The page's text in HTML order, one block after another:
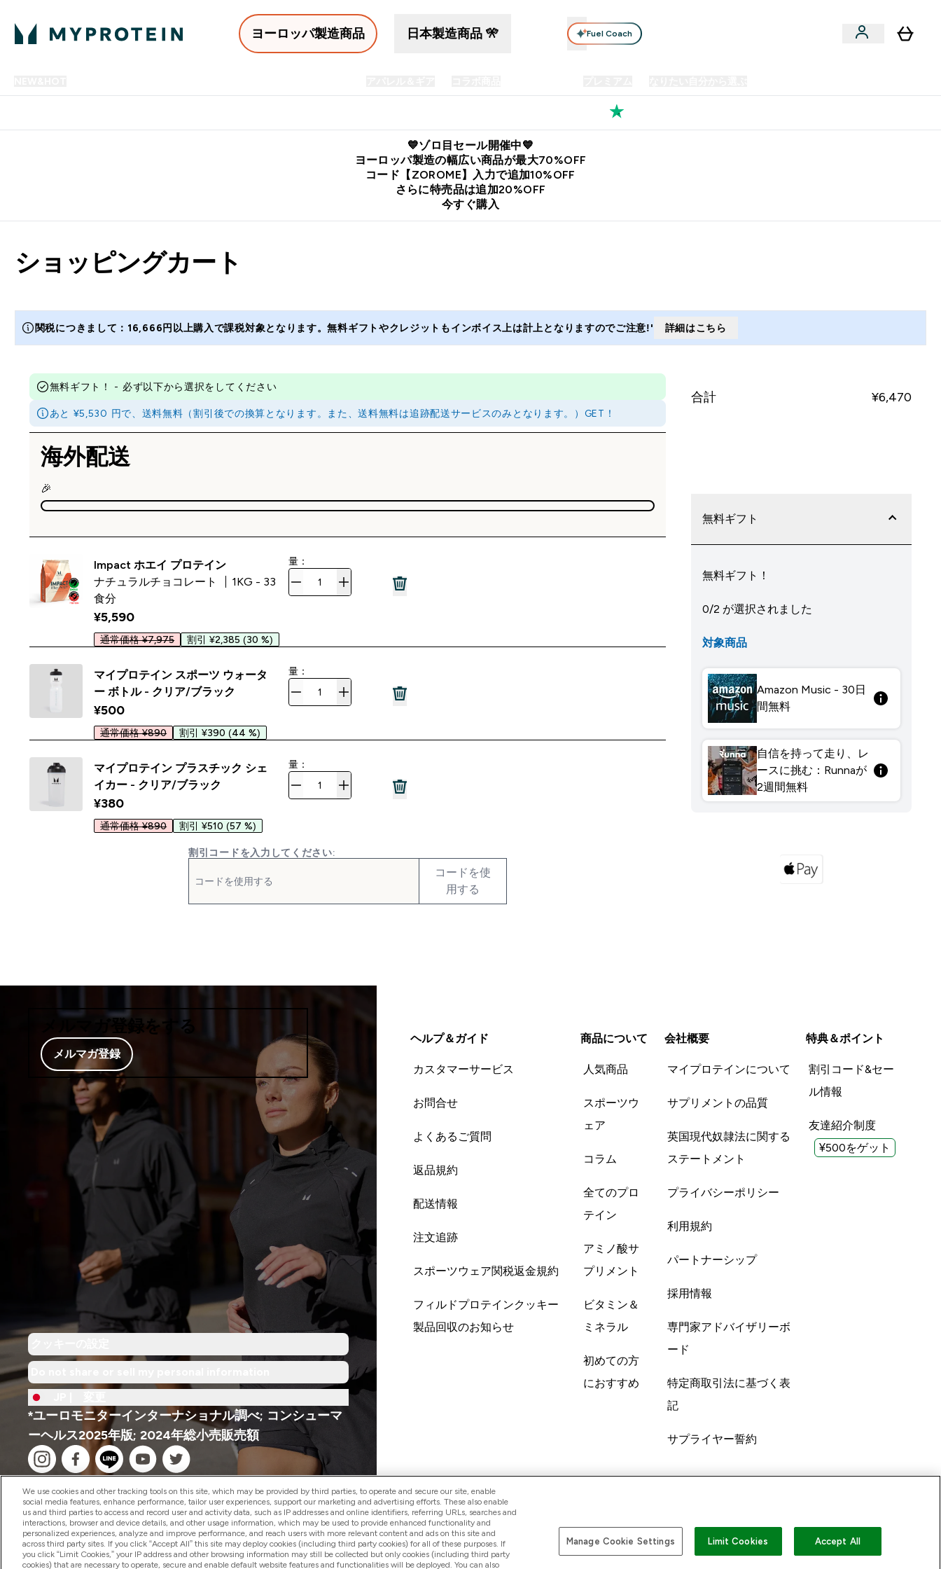
ヨーロッパ製造商品 日本製造商品 🎌 Fuel Coach
💙ゾロ目セール開催中💙
ヨーロッパ製造の幅広い商品が最大70%OFF
コード【ZOROME】入力で追加10%OFF
さらに特売品は追加20%OFF
今すぐ購入
ショッピングカート
関税につきまして：16,666円以上購入で課税対象となります。無料ギフトやクレジットもインボイス上は計上となりますのでご注意!' 詳細はこちら
無料ギフト！ - 必ず以下から選択をしてください
あと ¥5,530 円で、送料無料（割引後での換算となります。また、送料無料は追跡配送サービスのみとなります。）GET！
海外配送
🎉
Impact ホエイ プロテイン
ナチュラルチョコレート
1KG - 33
食分
¥5,590‎
通常価格 ¥7,975 割引 ¥2,385 (30 %)
量：
マイプロテイン スポーツ ウォータ
ー ボトル - クリア/ブラック
¥500‎
通常価格 ¥890 割引 ¥390 (44 %)
量：
マイプロテイン プラスチック シェ
イカー - クリア/ブラック
¥380‎
通常価格 ¥890 割引 ¥510 (57 %)
量：
割引コードを入力してください:
コードを使
用する
合計 ¥6,470‎
無料ギフト
無料ギフト！
0/2 が選択されました
対象商品
Amazon Music - 30日
間無料
自信を持って走り、レ
ースに挑む：Runnaが
2週間無料
メルマガ登録をする
メルマガ登録
*ユーロモニターインターナショナル調べ; コンシューマ
ーヘルス2025年版; 2024年総小売販売額
ヘルプ＆ガイド
カスタマーサービス
お問合せ
よくあるご質問
返品規約
配送情報
注文追跡
スポーツウェア関税返金規約
フィルドプロテインクッキー
製品回収のお知らせ
商品について
人気商品
スポーツウ
ェア
コラム
全てのプロ
テイン
アミノ酸サ
プリメント
ビタミン＆
ミネラル
初めての方
におすすめ
会社概要
マイプロテインについて
サプリメントの品質
英国現代奴隷法に関する
ステートメント
プライバシーポリシー
利用規約
パートナーシップ
採用情報
専門家アドバイザリーボ
ード
特定商取引法に基づく表
記
サプライヤー誓約
特典＆ポイント
割引コード&セー
ル情報
友達紹介制度
¥500をゲット
2026 The Hut.com Ltd Pay with
We use cookies and other tracking tools on this site, which may be provided by third parties, to operate and secure our site, enable
social media features, enhance performance, tailor user experiences, support our marketing and advertising efforts. These also enable
us and third parties to access and record user and activity data, such as IP addresses and online identifiers, referring URLs, searches and
interactions, browser and device details, and other usage information, which may be used to provide enhanced functionality and
personalized experiences, analyze and improve performance, and reach users with more relevant content and ads on this site and
across third party sites. If you click “Accept All” this site may deploy cookies (including third party cookies) for all of these purposes. If
you click “Limit Cookies,” your IP address and other browsing information may still be collected but only cookies (including third party
cookies) that are necessary to operate, secure and enable default website features and functionalities will be deployed. You can also
Manage Cookie Settings Limit Cookies Accept All